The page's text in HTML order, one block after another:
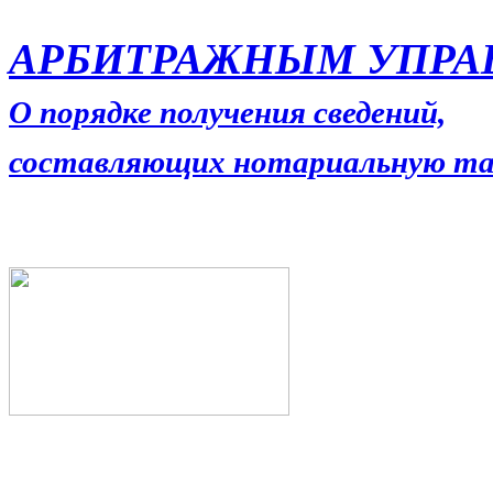
АРБИТРАЖНЫМ
О порядке получения сведений,
составляющих нотариальную